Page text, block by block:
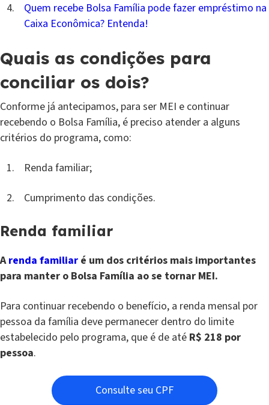
Quem recebe Bolsa Família pode fazer empréstimo na
Caixa Econômica? Entenda!
Quais as condições para
conciliar os dois?
Conforme já antecipamos, para ser MEI e continuar
recebendo o Bolsa Família, é preciso atender a alguns
critérios do programa, como:
Renda familiar;
Cumprimento das condições.
Renda familiar
Arenda familiar é um dos critérios mais importantes
para manter o Bolsa Família ao se tornar MEI.
Para continuar recebendo o benefício, a renda mensal por
pessoa da família deve permanecer dentro do limite
estabelecido pelo programa, que é de até R$ 218 por
pessoa.
Consulte seu CPF